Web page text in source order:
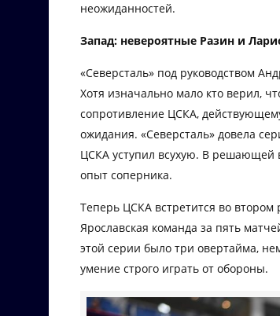
неожиданностей.
Запад: невероятные Разин и
«Северсталь» под руководством
Хотя изначально мало кто верил,
сопротивление ЦСКА,
ожидания. «Северсталь» довела
ЦСКА уступил всухую. В решающей
опыт соперника.
Теперь ЦСКА встретится во
Ярославская команда за пять
этой серии было три овертайма,
умение строго играть от обороны.